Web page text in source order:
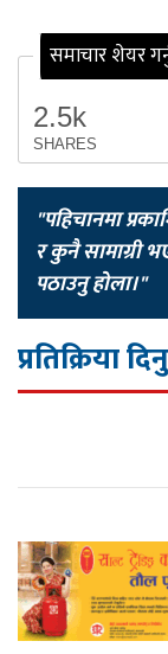
समाचार शेयर
2.5k
SHARES
"पहिचानमा
र कुनै सामाग्री
पठाउनु होला।"
प्रतिक्रिया